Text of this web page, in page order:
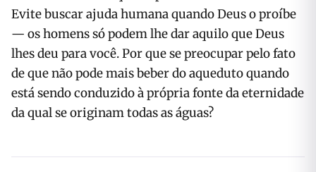
Evite buscar ajuda humana quando Deus o proíbe
— os homens só podem lhe dar aquilo que Deus
lhes deu para você. Por que se preocupar pelo fato
de que não pode mais beber do aqueduto quando
está sendo conduzido à própria fonte da eternidade
da qual se originam todas as águas?